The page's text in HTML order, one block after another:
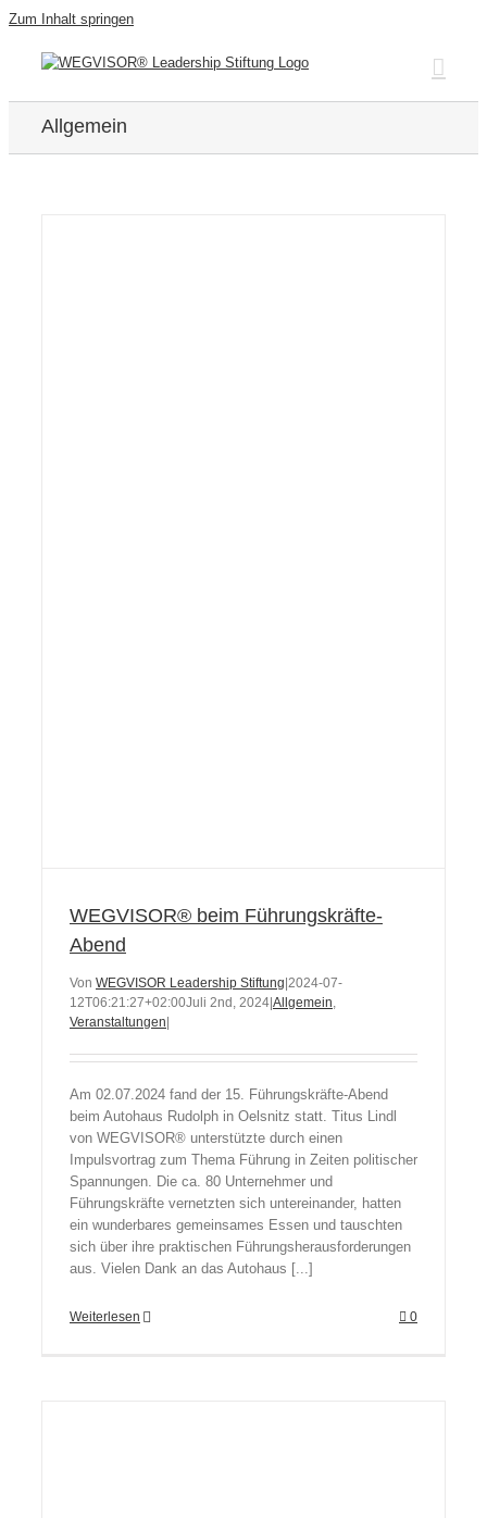
Zum Inhalt springen
Allgemein
WEGVISOR® beim Führungskräfte-
Abend
Von WEGVISOR Leadership Stiftung 2024-07-
12T06:21:27+02:00Juli 2nd, 2024 Allgemein,
Veranstaltungen
Am 02.07.2024 fand der 15. Führungskräfte-Abend
beim Autohaus Rudolph in Oelsnitz statt. Titus Lindl
von WEGVISOR® unterstützte durch einen
Impulsvortrag zum Thema Führung in Zeiten politischer
Spannungen. Die ca. 80 Unternehmer und
Führungskräfte vernetzten sich untereinander, hatten
ein wunderbares gemeinsames Essen und tauschten
sich über ihre praktischen Führungsherausforderungen
aus. Vielen Dank an das Autohaus [...]
Weiterlesen 0